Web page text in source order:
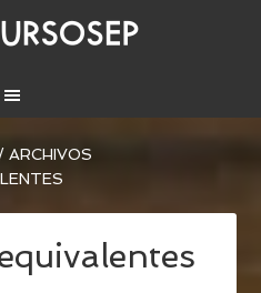
ARCHIVOS